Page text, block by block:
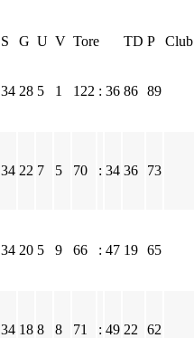
S G U V Tore TD P Club
34 28 5 1 122 : 36 86 89
34 22 7 5 70 : 34 36 73
34 20 5 9 66 : 47 19 65
34 18 8 8 71 : 49 22 62